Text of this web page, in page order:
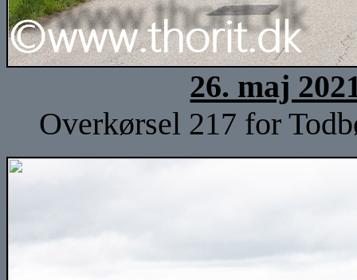
26. maj
Overkørsel 217 for